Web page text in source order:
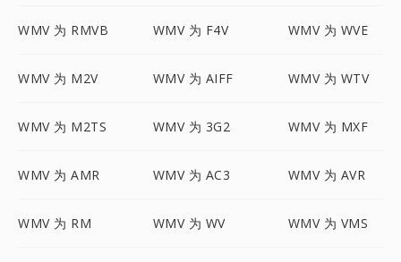
WMV 为 RMVB WMV 为 F4V WMV 为 WVE
WMV 为 M2V WMV 为 AIFF WMV 为 WTV
WMV 为 M2TS WMV 为 3G2 WMV 为 MXF
WMV 为 AMR WMV 为 AC3 WMV 为 AVR
WMV 为 RM WMV 为 WV WMV 为 VMS